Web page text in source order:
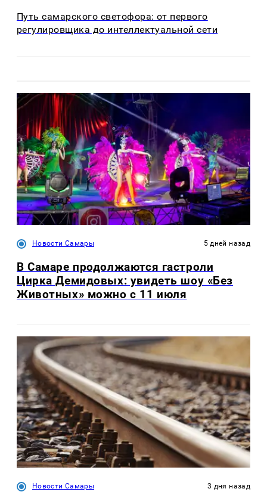
Путь самарского светофора: от первого
регулировщика до интеллектуальной сети
Новости Самары 5 дней назад
В Самаре продолжаются гастроли
Цирка Демидовых: увидеть шоу «Без
Животных» можно с 11 июля
Новости Самары 3 дня назад